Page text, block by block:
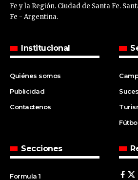
Fe y la Región. Ciudad de Santa Fe.
Fe - Argentina.
Institucional
Quiénes somos
Publicidad
Contactenos
Secciones
Formula 1